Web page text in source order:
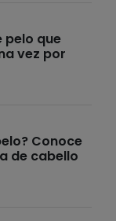
pelo que
vez por
Conoce
de cabello